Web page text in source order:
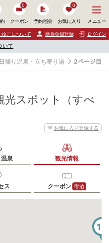
クーポン
0
予約照会 お気に入り
0
ニ
ュ
ー
開
く
メニュー
ゆこについて 新規会員登録 ログイン
いて
日帰り温泉・立ち寄り湯 2ページ目
光スポット（すべ
お気に入り登録する
温泉 観光情報
ス クーポン 宿泊
14